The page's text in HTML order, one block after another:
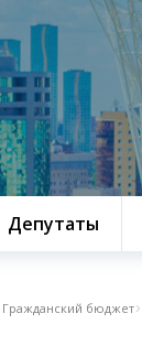
Депутаты
Гражданский бюджет